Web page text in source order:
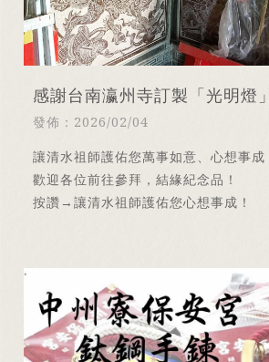
感謝台南瀛州寺訂製「光明燈」
發佈：2026/02/04
讓清水祖師護佑您萬事如意、心想事成
歡迎各位前往參拜，結緣紀念品！
按讚→讓清水祖師護佑您心想事成！